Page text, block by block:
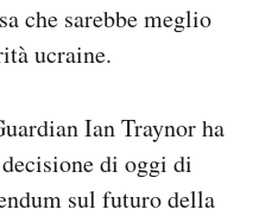
che sarebbe meglio
ucraine.
Ian Traynor ha
di oggi di
sul futuro della